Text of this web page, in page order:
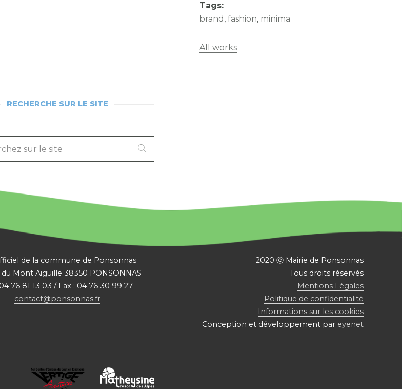
Tags:
brand , fashion, minima
All works
RECHERCHE SUR LE SITE
de la commune de Ponsonnas
du Mont Aiguille 38350 PONSONNAS
76 81 13 03 / Fax : 04 76 30 99 27
contact@ponsonnas.fr
2020 ⓒ Mairie de Ponsonnas
Tous droits réservés
Mentions Légales
Politique de confidentialité
Informations sur les cookies
Conception et développement par eyenet